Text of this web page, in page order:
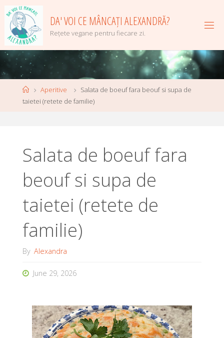
to
content
DA' VOI CE MÂNCAȚI ALEXANDRĂ?
Rețete vegane pentru fiecare zi.
HomeAperitive
Salata de boeuf fara beouf si supa de
taietei (retete de familie)
Salata de boeuf fara
beouf si supa de
taietei (retete de
familie)
By Alexandra
June 29, 2026